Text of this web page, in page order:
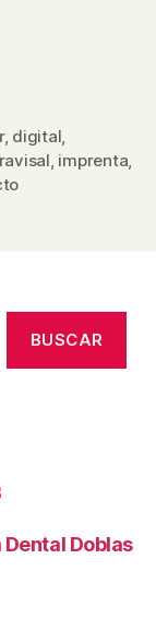
, digital
imprenta
BUSCAR
Doblas